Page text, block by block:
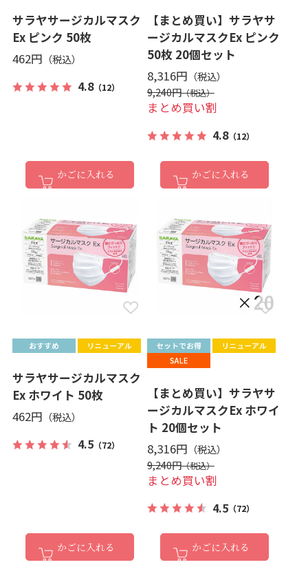
サラヤサージカルマスク
Ex ピンク 50枚
462円
4.8（12）
かごに入れる
【まとめ買い】サラヤサ
ージカルマスクEx ピンク
50枚 20個セット
8,316円
9,240円
まとめ買い割
4.8（12）
かごに入れる
サラヤサージカルマスク
Ex ホワイト 50枚
462円
4.5（72）
かごに入れる
【まとめ買い】サラヤサ
ージカルマスクEx ホワイ
ト 20個セット
8,316円
9,240円
まとめ買い割
4.5（72）
かごに入れる